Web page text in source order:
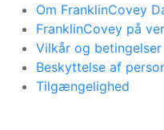
Om FranklinCovey
FranklinCovey på
Vilkår og betingelser
Beskyttelse af
Tilgængelighed